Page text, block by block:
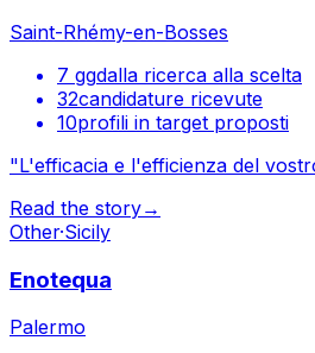
Saint-Rhémy-en-Bosses
7 ggdalla ricerca alla scelta
32candidature ricevute
10profili in target proposti
"L'efficacia e l'efficienza del
Read the story→
Other·Sicily
Enotequa
Palermo